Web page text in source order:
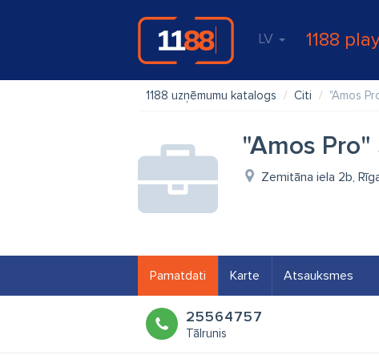
LV 1188
1188 uzņēmumu katalogs Citi "Amos
"Amos Pro"
Zemitāna iela 2b,
Pamatdati Karte Atsauksmes
25564757
Tālrunis